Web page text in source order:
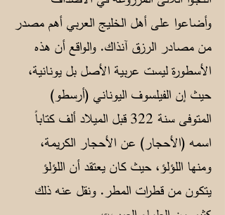
وأضاعوا على أهل الخليج العربي أهم مصدر
من مصادر الرزق آنذاك. والواقع أن هذه
الأسطورة ليست عربية الأصل بل يونانية،
حيث إن الفيلسوف اليوناني (أرسطو)
المتوفى سنة 322 قبل الميلاد ألف كتاباً
اسمه (الأحجار) عن الأحجار الكريمة،
ومنها اللؤلؤ، حيث كان يعتقد أن اللؤلؤ
يتكون من قطرات المطر. ونقل عنه ذلك